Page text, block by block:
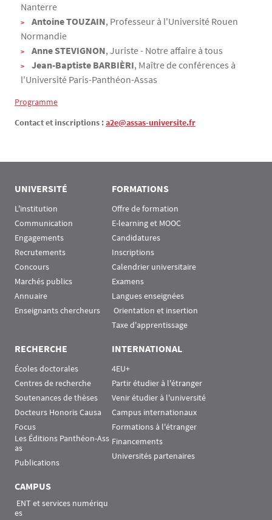
Nanterre
Antoine TOUZAIN, Professeur à l'Université Rouen
Normandie
Anne STEVIGNON, Juriste - Notre affaire à tous
Jean-Baptiste BARBIÈRI, Maître de conférences à
l'Université Paris-Panthéon-Assas
Programme
Contact et inscriptions :a2e@assas-universite.fr
UNIVERSITÉ
L'institution
Communication
Engagements
Recrutements
Concours
Marchés publics
Annuaire
Enseignants chercheurs
FORMATIONS
Offre de formation
E-learning et MOOC
Candidatures
Inscriptions
Calendrier universitaire
Examens
Langues enseignées
Orientation et insertion
Taxe d'apprentissage
RECHERCHE
Écoles doctorales
Centres de recherche
Soutenances de thèses
Docteurs Honoris Causa
Focus
Les Éditions Panthéon-Ass
as
Publications
INTERNATIONAL
4EU+
Partir étudier à l'étranger
Venir étudier à l'université
Campus internationaux
Formations à l'étranger
Financements
Universités partenaires
CAMPUS
es